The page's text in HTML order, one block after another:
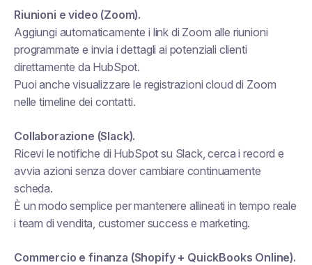
Riunioni e video (Zoom).
Aggiungi automaticamente i link di Zoom alle riunioni
programmate e invia i dettagli ai potenziali clienti
direttamente da HubSpot.
Puoi anche visualizzare le registrazioni cloud di Zoom
nelle timeline dei contatti.
Collaborazione (Slack).
Ricevi le notifiche di HubSpot su Slack, cerca i record e
avvia azioni senza dover cambiare continuamente
scheda.
È un modo semplice per mantenere allineati in tempo reale
i team di vendita, customer success e marketing.
Commercio e finanza (Shopify + QuickBooks Online).